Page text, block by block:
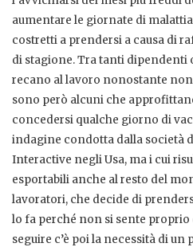
aumentare le giornate di
costretti a prendersi a causa di
di stagione. Tra tanti dipendenti
recano al lavoro nonostante
sono però alcuni che
concedersi qualche giorno di
indagine condotta dalla società
Interactive negli Usa, ma i cui
esportabili anche al resto del
lavoratori, che decide di
lo fa perché non si sente proprio
seguire c’è poi la necessità di un